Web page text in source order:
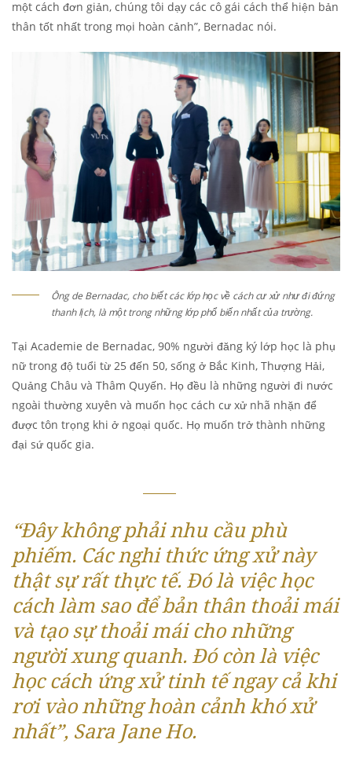
một cách đơn giản, chúng tôi dạy các cô gái cách thể hiện bản
thân tốt nhất trong mọi hoàn cảnh”, Bernadac nói.
Ông de Bernadac, cho biết các lớp học về cách cư xử như đi đứng
thanh lịch, là một trong những lớp phổ biến nhất của trường.
Tại Academie de Bernadac, 90% người đăng ký lớp học là phụ
nữ trong độ tuổi từ 25 đến 50, sống ở Bắc Kinh, Thượng Hải,
Quảng Châu và Thâm Quyến. Họ đều là những người đi nước
ngoài thường xuyên và muốn học cách cư xử nhã nhặn để
được tôn trọng khi ở ngoại quốc. Họ muốn trở thành những
đại sứ quốc gia.
“Đây không phải nhu cầu phù
phiếm. Các nghi thức ứng xử này
thật sự rất thực tế. Đó là việc học
cách làm sao để bản thân thoải mái
và tạo sự thoải mái cho những
người xung quanh. Đó còn là việc
học cách ứng xử tinh tế ngay cả khi
rơi vào những hoàn cảnh khó xử
nhất”, Sara Jane Ho.